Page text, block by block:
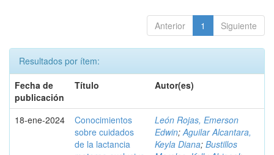
Anterior 1 Siguiente
Resultados por ítem:
Fecha de
publicación
Título Autor(es)
18-ene-2024
Conocimientos
sobre cuidados
de la lactancia
León Rojas, Emerson
Edwin;Aguilar Alcantara,
Keyla Diana; Bustillos